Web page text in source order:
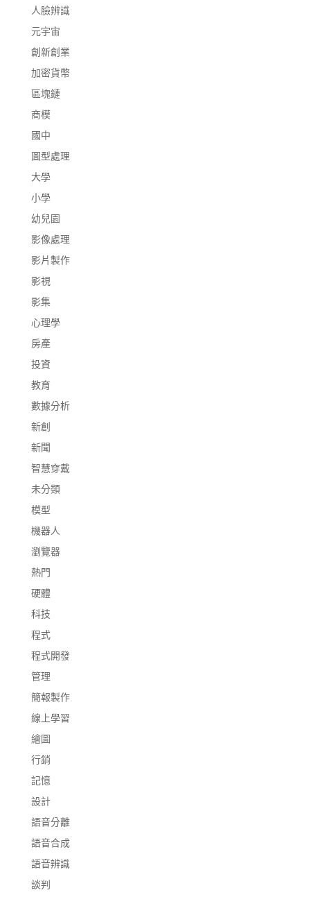
人臉辨識
元宇宙
創新創業
加密貨幣
區塊鏈
商模
國中
圖型處理
大學
小學
幼兒園
影像處理
影片製作
影視
影集
心理學
房產
投資
教育
數據分析
新創
新聞
智慧穿戴
未分類
模型
機器人
瀏覽器
熱門
硬體
科技
程式
程式開發
管理
簡報製作
線上學習
繪圖
行銷
記憶
設計
語音分離
語音合成
語音辨識
談判